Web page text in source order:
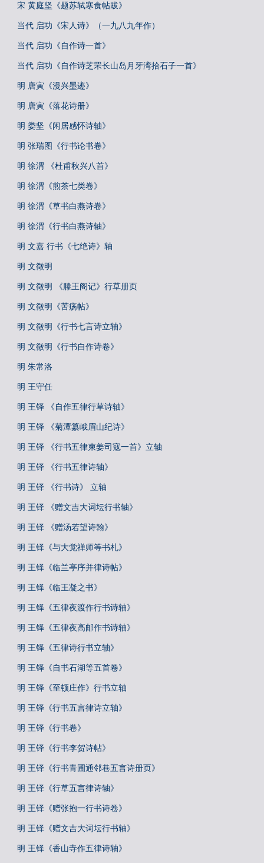
宋 黄庭坚《题苏轼寒食帖跋》
当代 启功《宋人诗》（一九八九年作）
当代 启功《自作诗一首》
当代 启功《自作诗芝罘长山岛月牙湾拾石子一首》
明 唐寅《漫兴墨迹》
明 唐寅《落花诗册》
明 娄坚《闲居感怀诗轴》
明 张瑞图《行书论书卷》
明 徐渭 《杜甫秋兴八首》
明 徐渭《煎茶七类卷》
明 徐渭《草书白燕诗卷》
明 徐渭《行书白燕诗轴》
明 文嘉 行书《七绝诗》轴
明 文徵明
明 文徵明 《滕王阁记》行草册页
明 文徵明《苦疡帖》
明 文徵明《行书七言诗立轴》
明 文徵明《行书自作诗卷》
明 朱常洛
明 王守任
明 王铎 《自作五律行草诗轴》
明 王铎 《菊潭纂峨眉山纪诗》
明 王铎 《行书五律柬姜司寇一首》立轴
明 王铎 《行书五律诗轴》
明 王铎 《行书诗》 立轴
明 王铎 《赠文吉大词坛行书轴》
明 王铎 《赠汤若望诗翰》
明 王铎《与大觉禅师等书札》
明 王铎《临兰亭序并律诗帖》
明 王铎《临王凝之书》
明 王铎《五律夜渡作行书诗轴》
明 王铎《五律夜高邮作书诗轴》
明 王铎《五律诗行书立轴》
明 王铎《自书石湖等五首卷》
明 王铎《至顿庄作》行书立轴
明 王铎《行书五言律诗立轴》
明 王铎《行书卷》
明 王铎《行书李贺诗帖》
明 王铎《行书青圃通邻巷五言诗册页》
明 王铎《行草五言律诗轴》
明 王铎《赠张抱一行书诗卷》
明 王铎《赠文吉大词坛行书轴》
明 王铎《香山寺作五律诗轴》